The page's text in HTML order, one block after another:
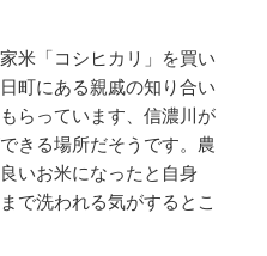
米「コシヒカリ」を買い
町にある親戚の知り合い
らっています、信濃川が
きる場所だそうです。農
いお米になったと自身
で洗われる気がするとこ